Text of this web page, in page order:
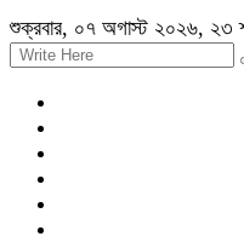
শুক্রবার, ০৭ অগাস্ট ২০২৬, ২৩